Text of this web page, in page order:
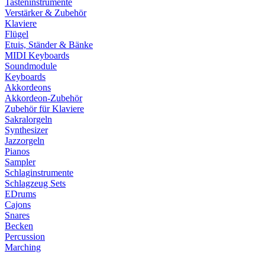
Tasteninstrumente
Verstärker & Zubehör
Klaviere
Flügel
Etuis, Ständer & Bänke
MIDI Keyboards
Soundmodule
Keyboards
Akkordeons
Akkordeon-Zubehör
Zubehör für Klaviere
Sakralorgeln
Synthesizer
Jazzorgeln
Pianos
Sampler
Schlaginstrumente
Schlagzeug Sets
EDrums
Cajons
Snares
Becken
Percussion
Marching